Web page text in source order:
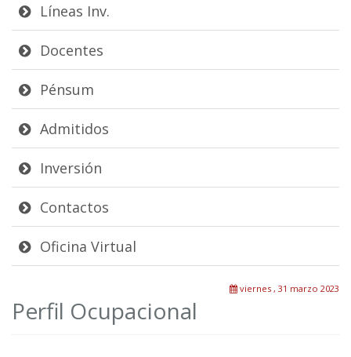
Líneas Inv.
Docentes
Pénsum
Admitidos
Inversión
Contactos
Oficina Virtual
viernes , 31 marzo 2023
Perfil Ocupacional